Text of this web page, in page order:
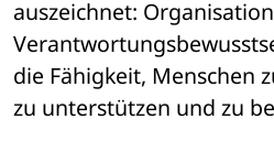
auszeichnet:
die Fähigkeit, Menschen
zu unterstützen und zu